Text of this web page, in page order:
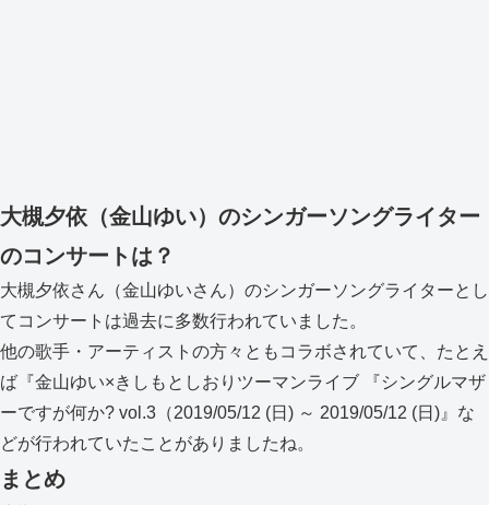
大槻夕依（金山ゆい）のシンガーソングライター
のコンサートは？
大槻夕依さん（金山ゆいさん）のシンガーソングライターとし
てコンサートは過去に多数行われていました。
他の歌手・アーティストの方々ともコラボされていて、たとえ
ば『金山ゆい×きしもとしおりツーマンライブ 『シングルマザ
ーですが何か? vol.3（2019/05/12 (日) ～ 2019/05/12 (日)』な
どが行われていたことがありましたね。
まとめ